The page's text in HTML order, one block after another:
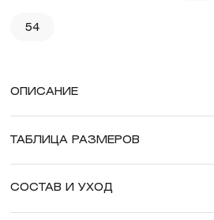
54
ОПИСАНИЕ
ТАБЛИЦА РАЗМЕРОВ
СОСТАВ И УХОД